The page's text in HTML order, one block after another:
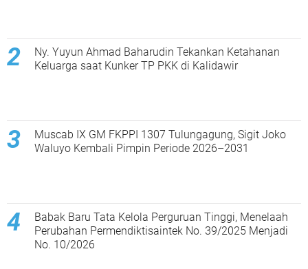
Ny. Yuyun Ahmad Baharudin Tekankan Ketahanan
Keluarga saat Kunker TP PKK di Kalidawir
Muscab IX GM FKPPI 1307 Tulungagung, Sigit Joko
Waluyo Kembali Pimpin Periode 2026–2031
Babak Baru Tata Kelola Perguruan Tinggi, Menelaah
Perubahan Permendiktisaintek No. 39/2025 Menjadi
No. 10/2026